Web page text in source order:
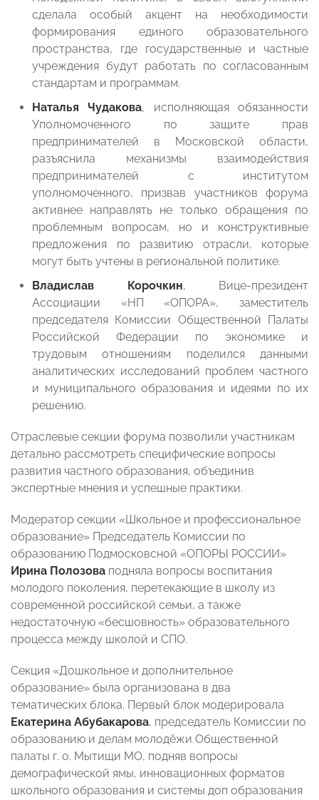
сделала особый акцент на необходимости
формирования единого образовательного
пространства, где государственные и частные
учреждения будут работать по согласованным
стандартам и программам.
Наталья Чудакова, исполняющая обязанности
Уполномоченного по защите прав
предпринимателей в Московской области,
разъяснила механизмы взаимодействия
предпринимателей с институтом
уполномоченного, призвав участников форума
активнее направлять не только обращения по
проблемным вопросам, но и конструктивные
предложения по развитию отрасли, которые
могут быть учтены в региональной политике.
Владислав Корочкин, Вице-президент
Ассоциации «НП «ОПОРА», заместитель
председателя Комиссии Общественной Палаты
Российской Федерации по экономике и
трудовым отношениям поделился данными
аналитических исследований проблем частного
и муниципального образования и идеями по их
решению.
Отраслевые секции форума позволили участникам
детально рассмотреть специфические вопросы
развития частного образования, объединив
экспертные мнения и успешные практики.
Модератор секции «Школьное и профессиональное
образование» Председатель Комиссии по
образованию Подмосковсной «ОПОРЫ РОССИИ»
Ирина Полозова подняла вопросы воспитания
молодого поколения, перетекающие в школу из
современной российской семьи, а также
недостаточную «бесшовность» образовательного
процесса между школой и СПО.
Секция «Дошкольное и дополнительное
образование» была организована в два
тематических блока. Первый блок модерировала
Екатерина Абубакарова, председатель Комиссии по
образованию и делам молодёжи Общественной
палаты г. о. Мытищи МО, подняв вопросы
демографической ямы, инновационных форматов
школьного образования и системы доп образования